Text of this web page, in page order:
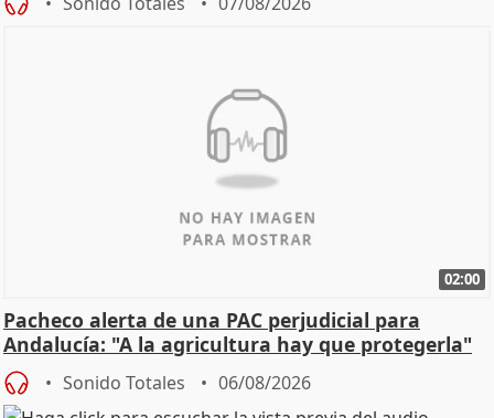
02:00
Pacheco alerta de una PAC perjudicial para
Andalucía: "A la agricultura hay que protegerla"
Sonido Totales 06/08/2026